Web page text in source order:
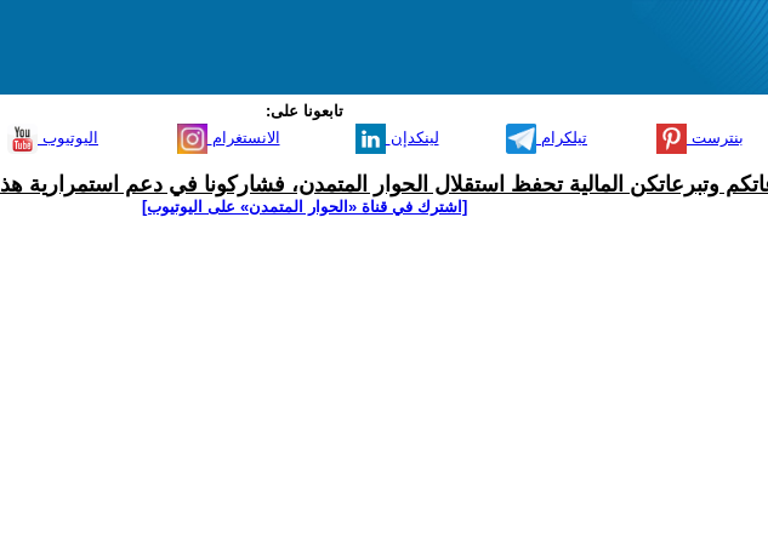
تابعونا على:
اليوتيوب الانستغرام لينكدإن تيلكرام بنترست
وتبرعاتكن المالية تحفظ استقلال الحوار المتمدن، فشاركونا في دعم استمرارية
[اشترك في قناة ‫«الحوار المتمدن» على اليوتيوب]